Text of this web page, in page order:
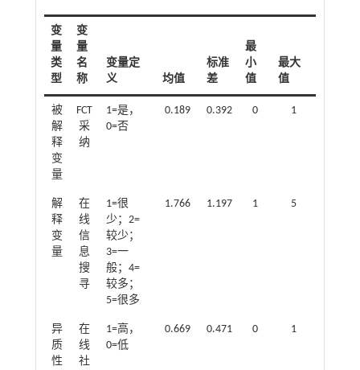
变
量
类
型
变
量
名
称
变量定
义
均值
标准
差
最
小
值
最大
值
被
解
释
变
量
FCT
采
纳
1=是，
0=否
0.189 0.392 0 1
解
释
变
量
在
线
信
息
搜
寻
1=很
少；2=
较少；
3=一
般；4=
较多；
5=很多
1.766 1.197 1 5
异
质
性
在
线
社
1=高，
0=低
0.669 0.471 0 1